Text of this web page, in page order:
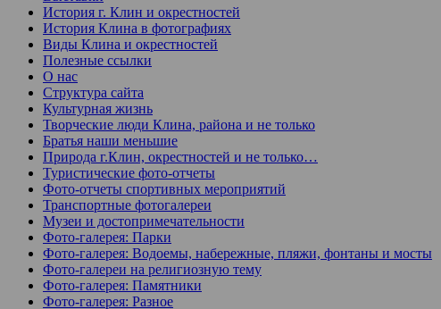
История г. Клин и окрестностей
История Клина в фотографиях
Виды Клина и окрестностей
Полезные ссылки
О нас
Структура сайта
Культурная жизнь
Творческие люди Клина, района и не только
Братья наши меньшие
Природа г.Клин, окрестностей и не только…
Туристические фото-отчеты
Фото-отчеты спортивных мероприятий
Транспортные фотогалереи
Музеи и достопримечательности
Фото-галерея: Парки
Фото-галерея: Водоемы, набережные, пляжи, фонтаны и мосты
Фото-галереи на религиозную тему
Фото-галерея: Памятники
Фото-галерея: Разное